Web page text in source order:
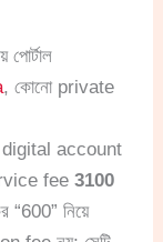
, কোনো private
account
fee3100
“600” নিয়ে